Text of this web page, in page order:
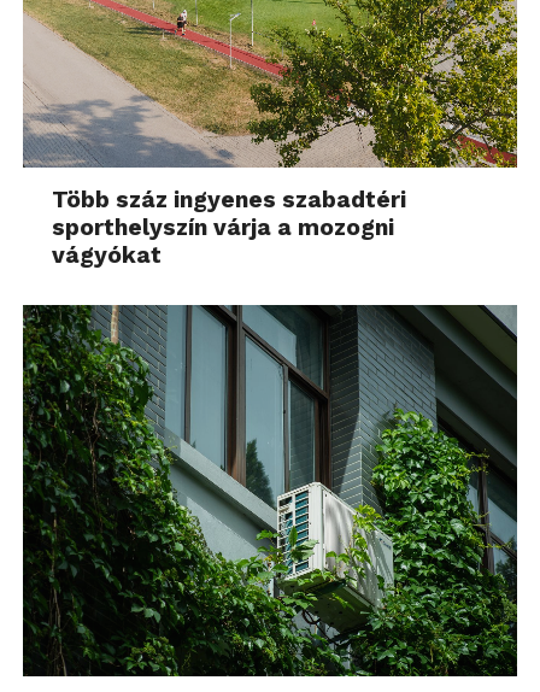
Több száz ingyenes szabadtéri
sporthelyszín várja a mozogni
vágyókat